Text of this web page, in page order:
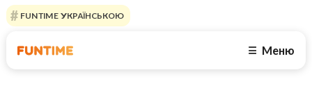
FUNTIME УКРАЇНСЬКОЮ
☰ Меню